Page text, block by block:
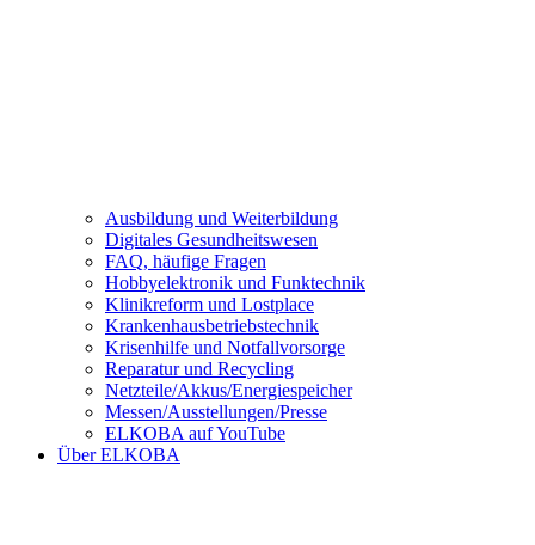
Ausbildung und Weiterbildung
Digitales Gesundheitswesen
FAQ, häufige Fragen
Hobbyelektronik und Funktechnik
Klinikreform und Lostplace
Krankenhausbetriebstechnik
Krisenhilfe und Notfallvorsorge
Reparatur und Recycling
Netzteile/Akkus/Energiespeicher
Messen/Ausstellungen/Presse
ELKOBA auf YouTube
Über ELKOBA